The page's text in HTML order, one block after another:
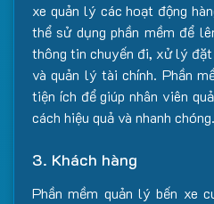
xe quản lý các hoạt động
thể sử dụng phần mềm để
thông tin chuyến đi, xử lý
và quản lý tài chính. Phần
tiện ích để giúp nhân viên
cách hiệu quả và nhanh chóng.
3. Khách hàng
Phần mềm quản lý bến xe